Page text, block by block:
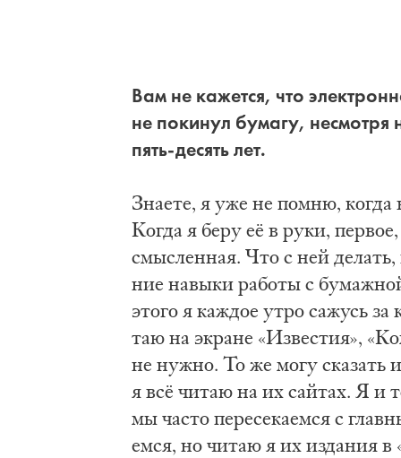
Вам не ка­жет­ся, что
не по­ки­нул бу­ма­гу, не­смот­ря
пять-­де­сять лет.
Зна­е­те, я уже не по­мню, ко­гда
Ко­гда я бе­ру её в ру­ки,
смыс­лен­ная. Что с ней
ние на­вы­ки ра­бо­ты с
это­го я каж­дое утро са­жусь
таю на экра­не «Из­ве­стия»,
не нуж­но. То же мо­гу
я всё чи­таю на их сай­тах. Я
мы ча­сто пе­ре­се­ка­ем­ся с
ем­ся, но чи­таю я их из­да­ния в